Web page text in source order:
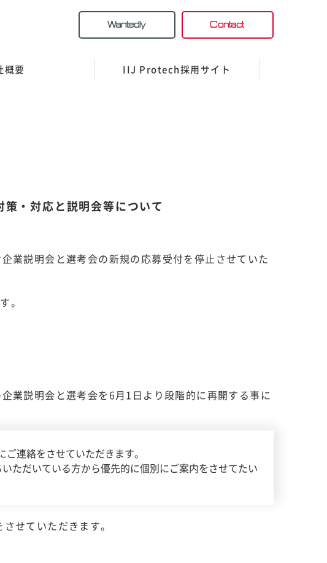
Wantedly Contact
概要 IIJ Protech採用サイト
・対応と説明会等について
業説明会と選考会の新規の応募受付を停止させていた
。
業説明会と選考会を6月1日より段階的に再開する事に
連絡をさせていただきます。
ただいている方から優先的に個別にご案内をさせてたい
せていただきます。